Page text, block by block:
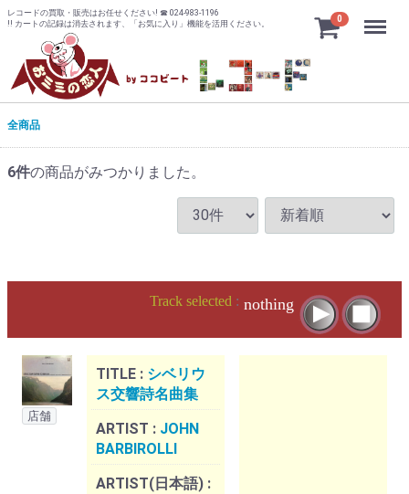
レコードの買取・販売はお任せください! ☎ 024-983-1196
!! カートの記録は消去されます、「お気に入り」機能を活用ください。
0 Menu
全商品
6件の商品がみつかりました。
Track selected : nothing
店舗
TITLE : シベリウ
ス交響詩名曲集
ARTIST : JOHN
BARBIROLLI
ARTIST(日本語) :